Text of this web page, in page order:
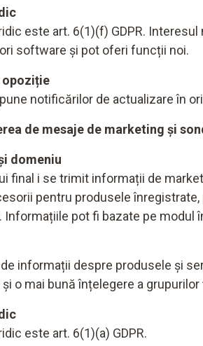
este art. 6(1)(f) GDPR.
software și pot oferi funcții noi.
opoziție
notificărilor de actualizare în
de mesaje de marketing și
domeniu
final i se trimit informații de
pentru produsele
Informațiile pot fi bazate pe
de informații despre produsele și
o mai bună înțelegere a grupurilor
este art. 6(1)(a) GDPR.